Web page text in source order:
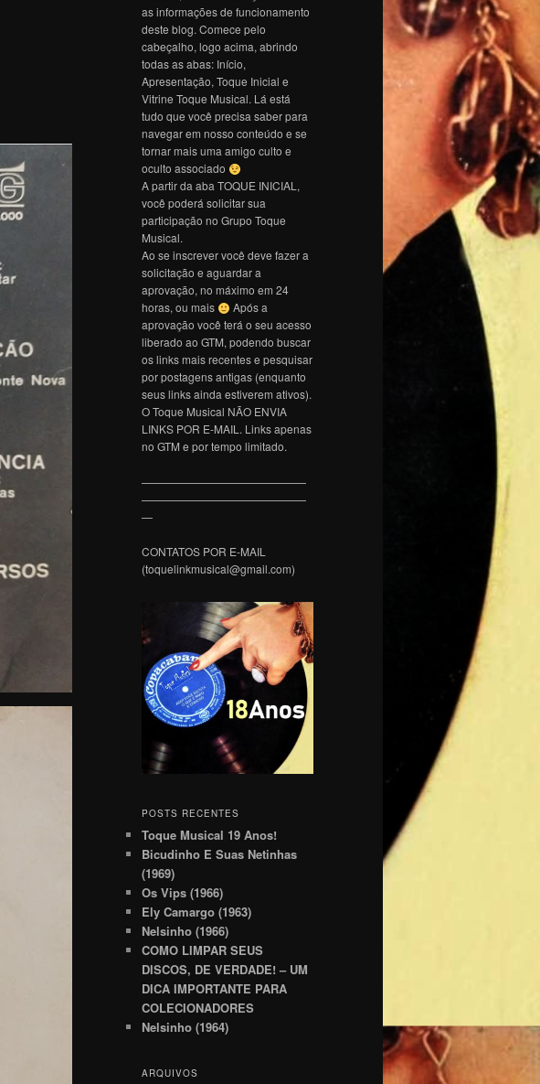
as informações de funcionamento
deste blog. Comece pelo
cabeçalho, logo acima, abrindo
todas as abas: Início,
Apresentação, Toque Inicial e
Vitrine Toque Musical. Lá está
tudo que você precisa saber para
navegar em nosso conteúdo e se
tornar mais uma amigo culto e
oculto associado
A partir da aba TOQUE INICIAL,
você poderá solicitar sua
participação no Grupo Toque
Musical.
Ao se inscrever você deve fazer a
solicitação e aguardar a
aprovação, no máximo em 24
horas, ou mais
Após a
aprovação você terá o seu acesso
liberado ao GTM, podendo buscar
os links mais recentes e pesquisar
por postagens antigas (enquanto
seus links ainda estiverem ativos).
O Toque Musical NÃO ENVIA
LINKS POR E-MAIL. Links apenas
no GTM e por tempo limitado.
———————————————
———————————————
—
CONTATOS POR E-MAIL
(toquelinkmusical@gmail.com)
POSTS RECENTES
Toque Musical 19 Anos!
Bicudinho E Suas Netinhas
(1969)
Os Vips (1966)
Ely Camargo (1963)
Nelsinho (1966)
COMO LIMPAR SEUS
DISCOS, DE VERDADE! – UM
DICA IMPORTANTE PARA
COLECIONADORES
Nelsinho (1964)
ARQUIVOS